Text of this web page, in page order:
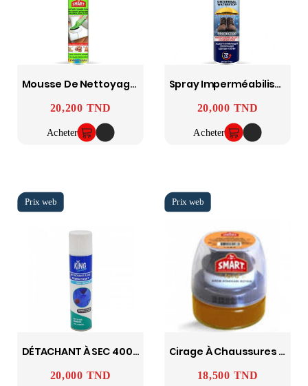
Mousse De Nettoyage Pour Cuir Et Textiles 300ml SMART
Prix
20,200 TND
Acheter
Spray Imperméabilisant Blanc 250 Ml SMART
Prix
20,000 TND
Acheter
DÉTACHANT À SEC 400ML KING
Prix
20,000 TND
Cirage À Chaussures Lord SMART
Prix
18,500 TND